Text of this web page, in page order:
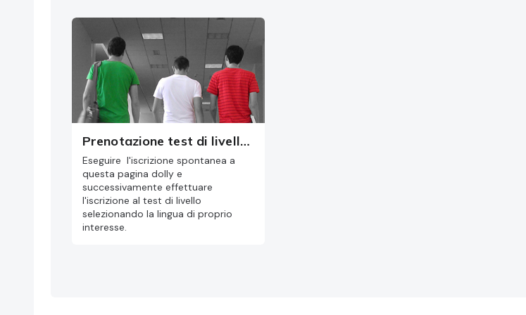
Prenotazione test di livello ERASMUS 26/27
Eseguire l'iscrizione spontanea a
questa pagina dolly e
successivamente effettuare
l'iscrizione al test di livello
selezionando la lingua di proprio
interesse.